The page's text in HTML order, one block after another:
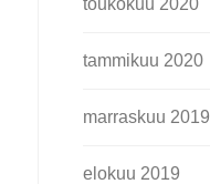
toukokuu 2020
tammikuu 2020
marraskuu 2019
elokuu 2019